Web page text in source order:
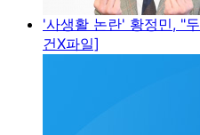
'사생활 논란' 황정민, "
건X파일]